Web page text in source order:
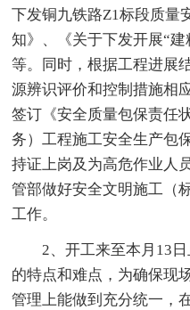
下发铜九铁路Z1标段质量
知》、《关于下发开展“建
等。同时，根据工程进展
源辨识评价和控制措施相
签订《安全质量包保责任
务）工程施工安全生产包
持证上岗及为高危作业人
管部做好安全文明施工（
工作。
2、开工来至本月13
的特点和难点，为确保现
管理上能做到充分统一，